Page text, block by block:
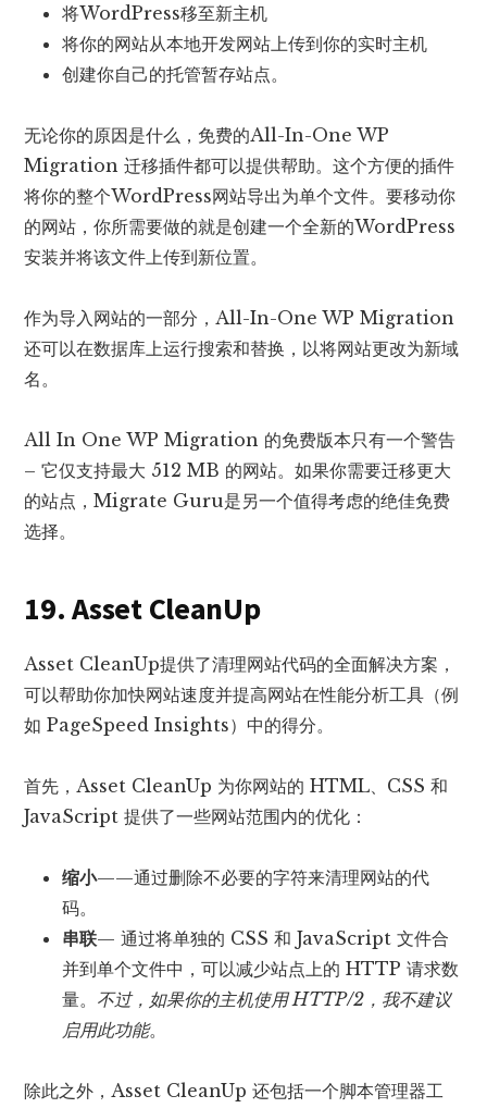
将WordPress移至新主机
将你的网站从本地开发网站上传到你的实时主机
创建你自己的托管暂存站点。
无论你的原因是什么，免费的All-In-One WP
Migration 迁移插件都可以提供帮助。这个方便的插件
将你的整个WordPress网站导出为单个文件。要移动你
的网站，你所需要做的就是创建一个全新的WordPress
安装并将该文件上传到新位置。
作为导入网站的一部分，All-In-One WP Migration
还可以在数据库上运行搜索和替换，以将网站更改为新域
名。
All In One WP Migration 的免费版本只有一个警告
– 它仅支持最大 512 MB 的网站。如果你需要迁移更大
的站点，Migrate Guru是另一个值得考虑的绝佳免费
选择。
19. Asset CleanUp
Asset CleanUp提供了清理网站代码的全面解决方案，
可以帮助你加快网站速度并提高网站在性能分析工具（例
如 PageSpeed Insights）中的得分。
首先，Asset CleanUp 为你网站的 HTML、CSS 和
JavaScript 提供了一些网站范围内的优化：
缩小——通过删除不必要的字符来清理网站的代
码。
串联— 通过将单独的 CSS 和 JavaScript 文件合
并到单个文件中，可以减少站点上的 HTTP 请求数
量。 不过，如果你的主机使用 HTTP/2，我不建议
启用此功能。
除此之外，Asset CleanUp 还包括一个脚本管理器工